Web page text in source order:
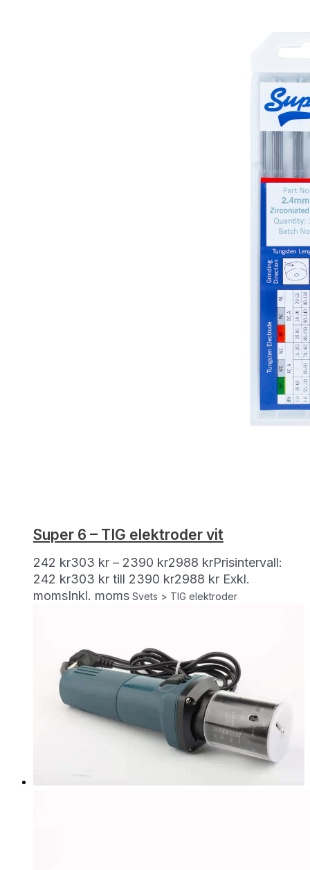
Super 6 – TIG elektroder vit
242 kr303 kr – 2390 kr2988 krPrisintervall:
242 kr303 kr till 2390 kr2988 kr Exkl.
momsInkl. moms Svets > TIG elektroder